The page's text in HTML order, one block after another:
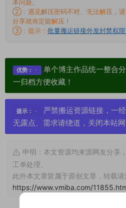
本问题。
②：遇见解压密码不对、无法解压，
分享就肯定能解压！
③：提示： 批量搬运链接外发封禁权
优势：
单个博主作品统一整合
一归档方便收藏！
提示：
严禁搬运资源链接，一
无露点、需求请绕道，关闭本站网
申明：本文资源均来源网友分享
工单处理。
此外本文章皆属于原创文章，转载请
https://www.vmiba.com/